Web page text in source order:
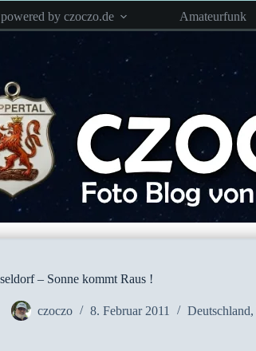
powered by czoczo.de Amateurfunk
– Sonne kommt Raus !
czoczo 8. Februar 2011 Deutschland,